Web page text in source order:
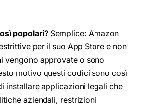
popolari?Semplice: Amazon
per il suo App Store e non
vengono approvate o sono
motivo questi codici sono così
installare applicazioni legali che
aziendali, restrizioni